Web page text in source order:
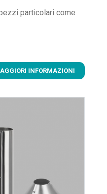
particolari come
INFORMAZIONI